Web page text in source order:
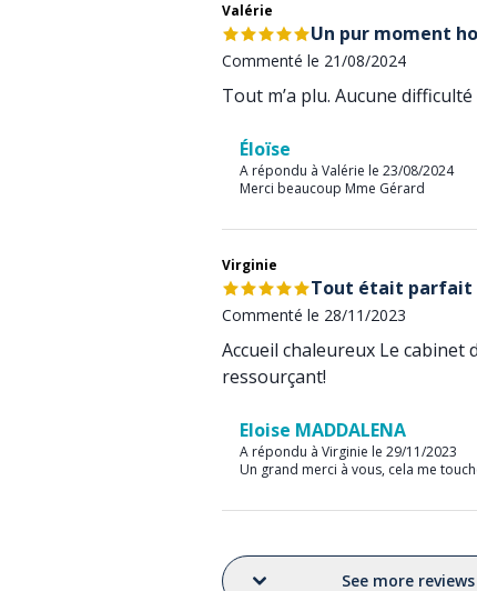
Valérie
Un pur moment
Commenté le 21/08/2024
Tout m’a plu. Aucune
Éloïse
A répondu à Valérie le 23/08/2024
Merci beaucoup Mme Gérard
Virginie
Tout était parfait
Commenté le 28/11/2023
Accueil chaleureux Le
ressourçant!
Eloise MADDALENA
A répondu à Virginie le 29/11/2023
Un grand merci à vous, cela me
See more reviews